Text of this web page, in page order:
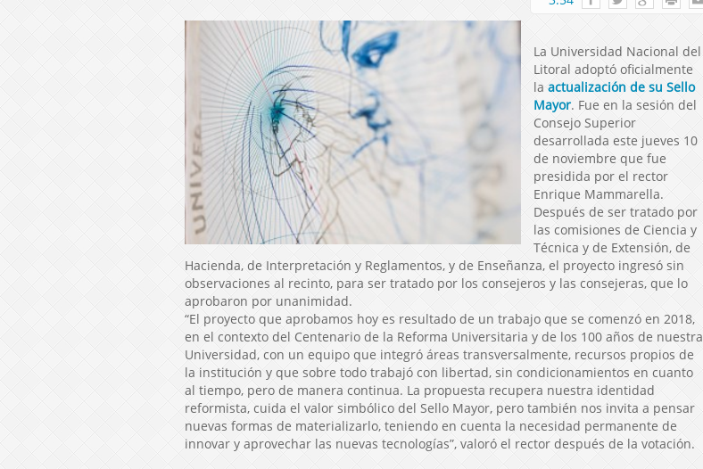
La Universidad Nacional del
Litoral adoptó oficialmente
la actualización de su Sello
Mayor. Fue en la sesión del
Consejo Superior
desarrollada este jueves 10
de noviembre que fue
presidida por el rector
Enrique Mammarella.
Después de ser tratado por
las comisiones de Ciencia y
Técnica y de Extensión, de
Hacienda, de Interpretación y Reglamentos, y de Enseñanza, el proyecto ingresó sin
observaciones al recinto, para ser tratado por los consejeros y las consejeras, que lo
aprobaron por unanimidad.
“El proyecto que aprobamos hoy es resultado de un trabajo que se comenzó en 2018,
en el contexto del Centenario de la Reforma Universitaria y de los 100 años de nuestra
Universidad, con un equipo que integró áreas transversalmente, recursos propios de
la institución y que sobre todo trabajó con libertad, sin condicionamientos en cuanto
al tiempo, pero de manera continua. La propuesta recupera nuestra identidad
reformista, cuida el valor simbólico del Sello Mayor, pero también nos invita a pensar
nuevas formas de materializarlo, teniendo en cuenta la necesidad permanente de
innovar y aprovechar las nuevas tecnologías”, valoró el rector después de la votación.